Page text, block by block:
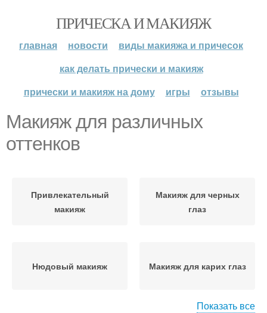
ПРИЧЕСКА И МАКИЯЖ
главная новости
виды макияжа и причесок
как делать прически и макияж
прически и макияж на дому
игры отзывы
Макияж для различных
оттенков
Привлекательный
макияж
Макияж для черных
глаз
Нюдовый макияж Макияж для карих глаз
Показать все